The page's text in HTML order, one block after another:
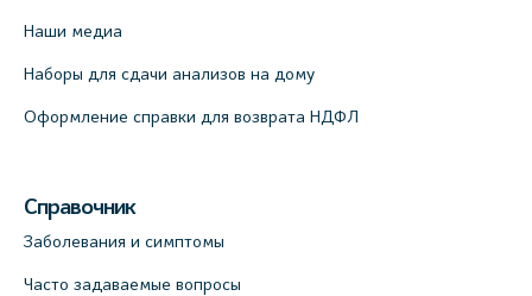
На карте
(официальный партнер), Красносельское
Наши медиа
Наборы для сдачи анализов на дому
Оформление справки для возврата НДФЛ
Справочник
Заболевания и симптомы
Часто задаваемые вопросы